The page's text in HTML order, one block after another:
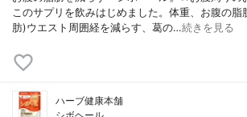
このサプリを飲みはじめました。体重、お腹の脂
肪)ウエスト周囲経を減らす、葛の…続きを見る
ハーブ健康本舗